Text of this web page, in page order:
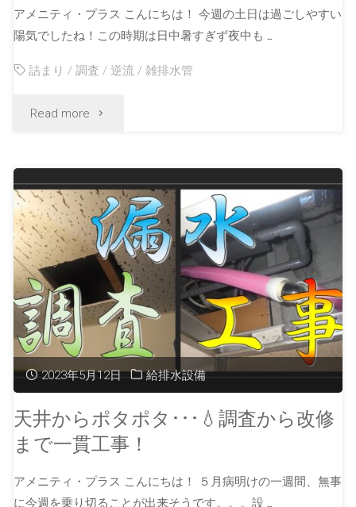
アメニティ・プラス こんにちは！ 今週の土日は過ごしやすい
陽気でしたね！この時期は日中暑すぎず夜中も …
詰まり /調査 /逆流 /雑排水管
Read more
2023年5月12日 給排水設備
天井からポタポタ･･･💧調査から改修
まで一貫工事！
アメニティ・プラス こんにちは！ ５月病明けの一週間、無事
に今週を乗り切ることが出来そうです。。。設 …